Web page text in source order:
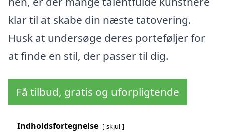
klar til at skabe din næste tatovering.
Husk at undersøge deres porteføljer for
at finde en stil, der passer til dig.
Få tilbud, gratis og uforpligtende
Indholdsfortegnelse skjul